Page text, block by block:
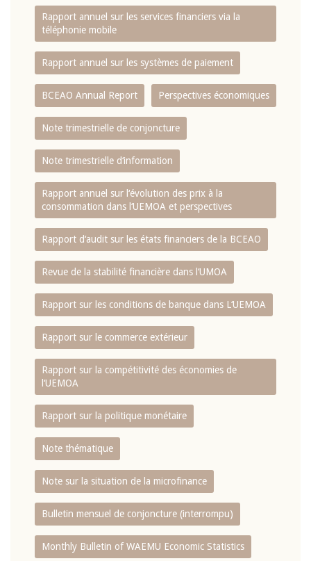
Rapport annuel sur les services financiers via la
téléphonie mobile
Rapport annuel sur les systèmes de paiement
BCEAO Annual Report Perspectives économiques
Note trimestrielle de conjoncture
Note trimestrielle d‘information
Rapport annuel sur l‘évolution des prix à la
consommation dans l‘UEMOA et perspectives
Rapport d‘audit sur les états financiers de la BCEAO
Revue de la stabilité financière dans l‘UMOA
Rapport sur les conditions de banque dans L‘UEMOA
Rapport sur le commerce extérieur
Rapport sur la compétitivité des économies de
l‘UEMOA
Rapport sur la politique monétaire
Note thématique
Note sur la situation de la microfinance
Bulletin mensuel de conjoncture (interrompu)
Monthly Bulletin of WAEMU Economic Statistics